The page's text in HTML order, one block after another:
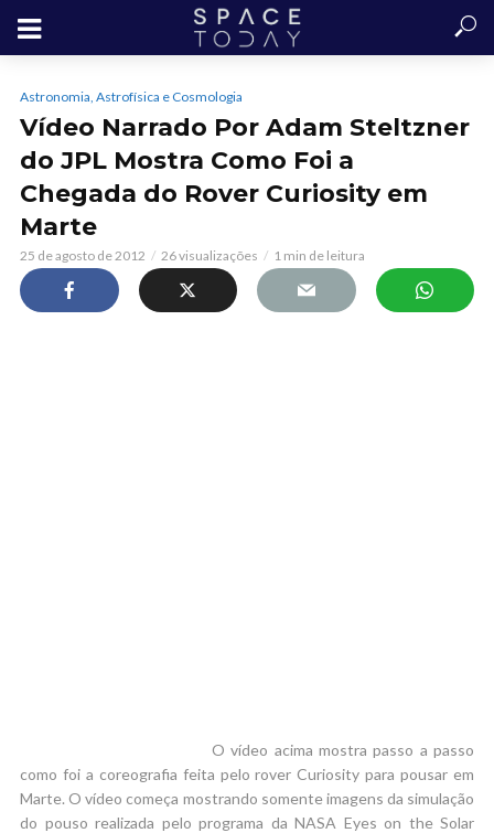
Astronomia, Astrofísica e Cosmologia
Vídeo Narrado Por Adam Steltzner
do JPL Mostra Como Foi a
Chegada do Rover Curiosity em
Marte
25 de agosto de 2012 26 visualizações 1 min de leitura
O vídeo acima mostra passo a passo
como foi a coreografia feita pelo rover Curiosity para pousar em
Marte. O vídeo começa mostrando somente imagens da simulação
do pouso realizada pelo programa da NASA Eyes on the Solar